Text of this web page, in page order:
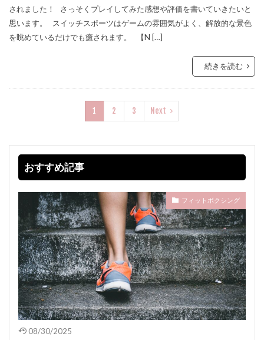
されました！ さっそくプレイしてみた感想や評価を書いていきたいと
思います。 スイッチスポーツはゲームの雰囲気がよく、解放的な景色
を眺めているだけでも癒されます。 【N […]
続きを読む
1 2 3 Next
おすすめ記事
フィットボクシング
08/30/2025